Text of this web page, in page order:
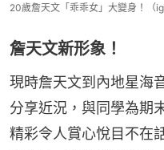
20歲詹天文「乖乖女」大變身！（ig
詹天文新形象！
現時詹天文到內地星海
分享近況，與同學為期
精彩令人賞心悅目不在